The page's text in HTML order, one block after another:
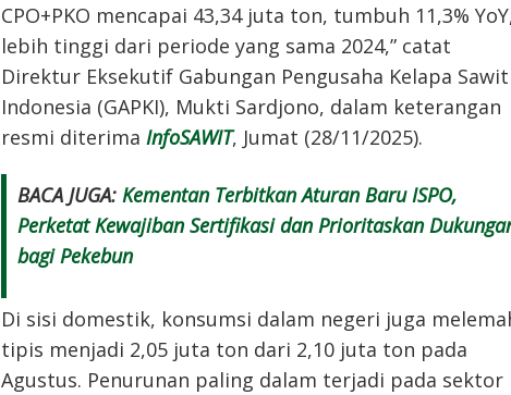
CPO+PKO mencapai 43,34 juta ton, tumbuh 11,3%
lebih tinggi dari periode yang sama 2024,” catat
Direktur Eksekutif Gabungan Pengusaha Kelapa Sawit
Indonesia (GAPKI), Mukti Sardjono, dalam keterangan
resmi diterima InfoSAWIT, Jumat (28/11/2025).
BACA JUGA: Kementan Terbitkan Aturan Baru ISPO,
Perketat Kewajiban Sertifikasi dan Prioritaskan
bagi Pekebun
Di sisi domestik, konsumsi dalam negeri juga
tipis menjadi 2,05 juta ton dari 2,10 juta ton pada
Agustus. Penurunan paling dalam terjadi pada sektor